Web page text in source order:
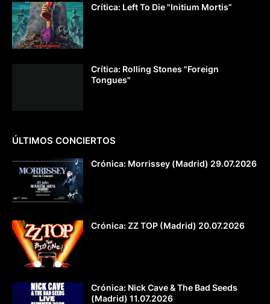
Crítica: Left To Die "Initium Mortis”
Crítica: Rolling Stones "Foreign
Tongues"
ÚLTIMOS CONCIERTOS
Crónica: Morrissey (Madrid) 29.07.2026
Crónica: ZZ TOP (Madrid) 20.07.2026
Crónica: Nick Cave & The Bad Seeds
(Madrid) 11.07.2026